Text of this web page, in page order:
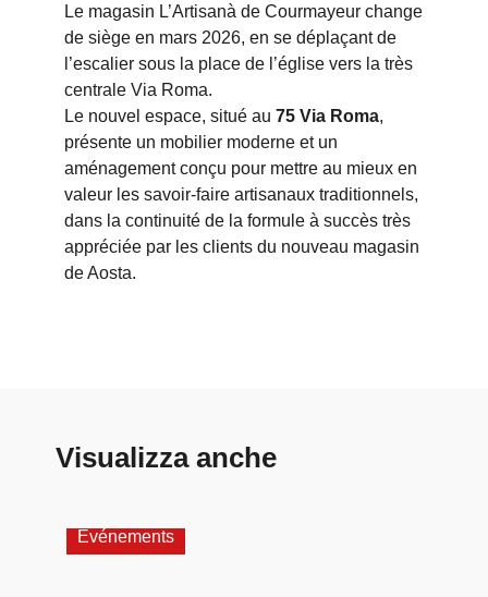
Le magasin L’Artisanà de Courmayeurchange
de siège en mars 2026, en se déplaçant de
l’escalier sous la place de l’église vers la très
centrale Via Roma.
Le nouvel espace, situé au 75 Via Roma,
présente un mobilier moderne et un
aménagement conçu pour mettre au mieux en
valeur les savoir-faire artisanaux traditionnels,
dans la continuité de la formule à succès très
appréciée par les clients du nouveau magasin
deAosta.
Visualizza anche
Evénements